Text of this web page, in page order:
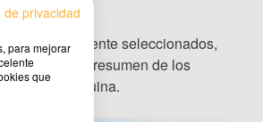
cuidadosamente seleccionados,
un resumen de los
tu carpa beduina.
de privacidad
para mejorar
que